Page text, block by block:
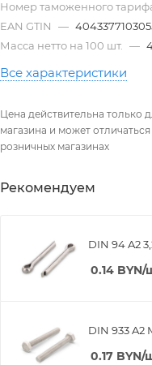
Номер таможенного
EAN GTIN
—
Масса нетто на 100 шт.
—
Все характеристики
Цена действительна только
магазина и может
розничных магазинах
Рекомендуем
DIN 94 A2
0.14 BYN/
DIN 933 A2
0.17 BYN/